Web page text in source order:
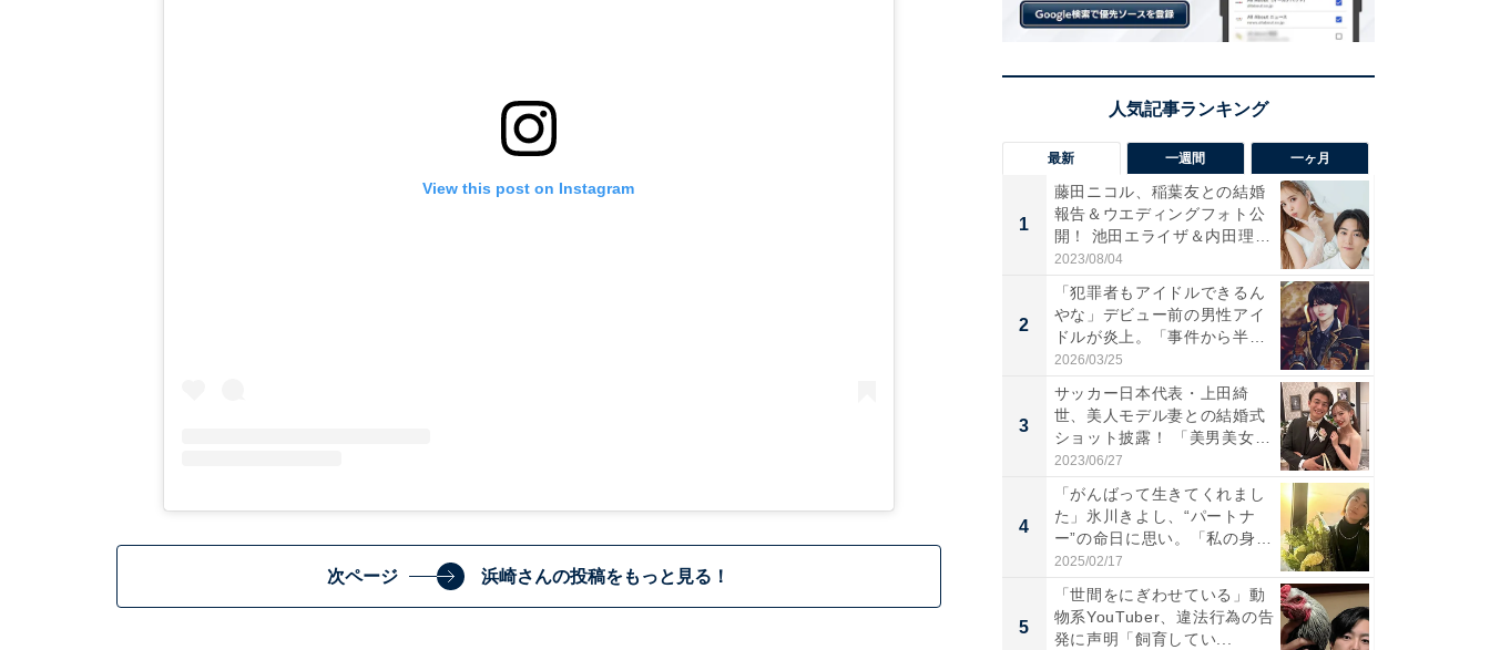
View this post on Instagram
次ページ 浜崎さんの投稿をもっと見る！
最新 一週間 一ヶ月
1
藤田ニコル、稲葉友との結婚
報告＆ウエディングフォト公
開！ 池田エライザ＆内田理
央...
2023/08/04
2
「犯罪者もアイドルできるん
やな」デビュー前の男性アイ
ドルが炎上。「事件から半年
も...
2026/03/25
3
サッカー日本代表・上田綺
世、美人モデル妻との結婚式
ショット披露！ 「美男美女」
「...
2023/06/27
4
「がんばって生きてくれまし
た」氷川きよし、“パートナ
ー”の命日に思い。「私の身
体...
2025/02/17
5
「世間をにぎわせている」動
物系YouTuber、違法行為の告
発に声明「飼育してい...